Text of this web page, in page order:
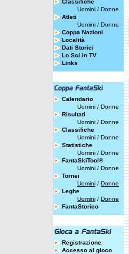
Classifiche
Uomini / Donne
Atleti
Uomini / Donne
Coppa Nazioni
Località
Dati Storici
Lo Sci in TV
Links
Calendario
Uomini / Donne
Risultati
Uomini / Donne
Classifiche
Uomini / Donne
Statistiche
Uomini / Donne
FantaSkiTool®
Uomini / Donne
Tornei
Uomini / Donne
Leghe
Uomini / Donne
FantaStorico
Registrazione
Accesso al gioco